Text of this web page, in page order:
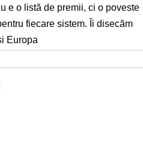
e o listă de premii, ci o poveste
fiecare sistem. Îi disecăm
Europa